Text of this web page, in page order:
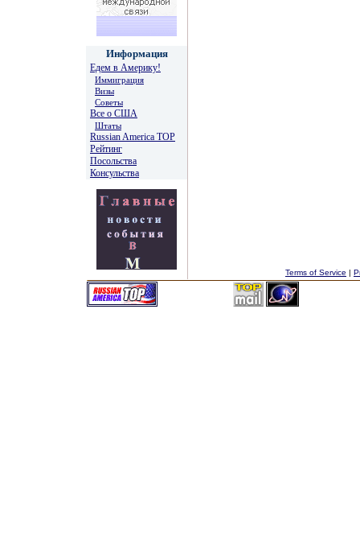
Информация
Едем в Америку!
Иммиграция
Визы
Советы
Все о США
Штаты
Russian America TOP
Рейтинг
Посольства
Консульства
Terms of Service |